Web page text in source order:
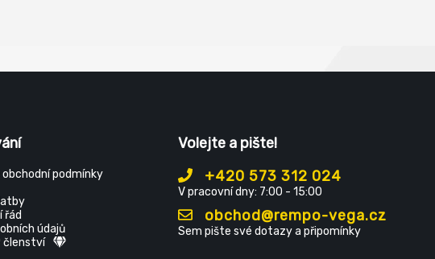
podmínky
řád
údajů
členství
Volejte a pište!
+420 573 312 024
V pracovní dny: 7:00 - 15:00
obchod@rempo-vega.cz
Sem pište své dotazy a připomínky